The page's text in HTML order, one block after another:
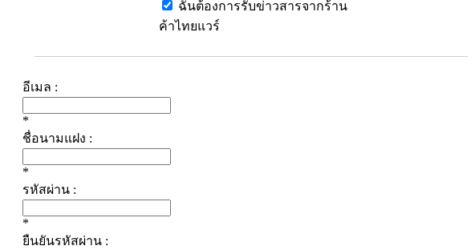
ฉันต้องการรับข่าวสารจากร้าน
ค้าไทยแวร์
อีเมล :
*
ชื่อนามแฝง :
*
รหัสผ่าน :
*
ยืนยันรหัสผ่าน :